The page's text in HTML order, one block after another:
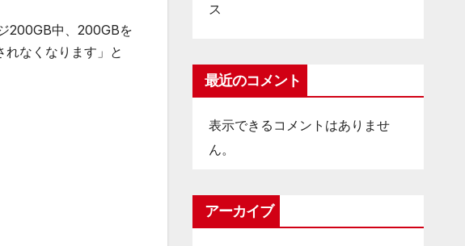
200GB中、200GBを
なくなります」と
ス
最近のコメント
表示できるコメントはありませ
ん。
アーカイブ